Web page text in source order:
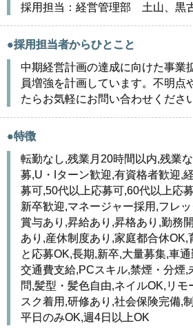
採用担当：経営管理部 土山、黒
●採用担当者からひとこと
中期経営計画の達成に向けた事業
員増強を計画しています。不明点
たらお気軽にお問い合わせくださ
●特徴
転勤なし,残業月20時間以内,残業
募,U・Iターン歓迎,有資格者歓迎,
募可,50代以上応募可,60代以上応
新卒歓迎,マネージャー採用,フレ
賞与あり,昇給あり,昇格あり,勤務
あり,産休制度あり,家庭都合休OK,
と応募OK,長期,新卒,大量募集,車
交通費支給,PCスキル,禁煙・分煙,
問,髪型・髪色自由,ネイルOK,リモ
スク着用,研修あり,社会保険完備,
平日のみOK,週4日以上OK